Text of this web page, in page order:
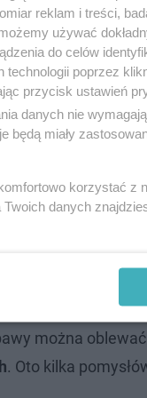
ruchoma, bowiem
dnia spotkamy
się
czego
i odnową
na wsiach nawet
wielkanocnym
można
. Oto kilka
reklam i treści,
używać
do celów
poprzez
przycisk ustawień
danych nie
będą miały
korzystać z
danych